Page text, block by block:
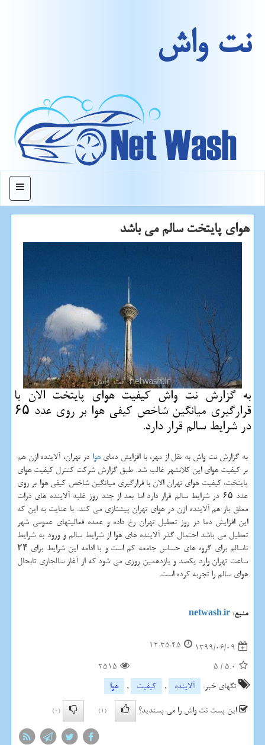
نت واش
منو
هوای پایتخت سالم می باشد
به گزارش نت واش كیفیت هوای پایتخت الان با
قرارگیری میانگین شاخص كیفی هوا بر روی عدد ۶۵
در شرایط سالم قرار دارد.
به گزارش نت واش به نقل از مهر، با افزایش دمایهوا در تهران، آلاینده ازن هم
بر کیفیت هوای این کلانشهر غالب شد. طبق گزارش شرکت کنترل کیفیت هوای
پایتخت، کیفیت هوای تهران الان با قرارگیری میانگین شاخص کیفی هوا بر روی
عدد ۶۵ در شرایط سالم قرار دارد اما بعد از چند روز غلبه آلاینده های ذرات
معلق باز هم آلاینده ازن در هوای تهران پیشتازی می کند. با عنایت به این که
این افزایش دما در روز تعطیل تهران رخ داده و عمده فعالیتهای عمومی شهر
تعطیل می باشد احتمال گذر آلاینده های هوا از شرایط سالم و ورود به شرایط
ناسالم برای گروه های حساس جامعه کم است و با ادامه این شرایط برای ۲۴
ساعت تهران وارد یکصد و یازدهمین روزی می شود که از آغاز سالجاری تابحال
هوای سالم را تجربه کرده است.
منبع: netwash.ir
1399/06/09
12:35:45
5.0
/
5
2515
تگهای خبر:
آلاینده , كیفیت ,
هوا
این پست نت واش را می پسندید؟
(1)
(0)